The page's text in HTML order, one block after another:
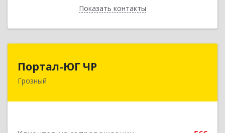
Показать контакты
Назад
Портал-ЮГ ЧР
Грозный
364906, Чеченская Респ, Грозный г, Путина пр-